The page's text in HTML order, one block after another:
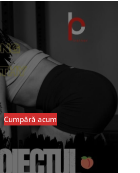
Cumpără acum